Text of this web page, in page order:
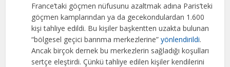
France’taki göçmen nüfusunu azaltmak adına Paris’teki
göçmen kamplarından ya da gecekondulardan 1.600
kişi tahliye edildi. Bu kişiler başkentten uzakta bulunan
“bölgesel geçici barınma merkezlerine”yönlendirildi.
Ancak birçok dernek bu merkezlerin sağladığı koşulları
sertçe eleştirdi. Çünkü tahliye edilen kişiler kendilerini